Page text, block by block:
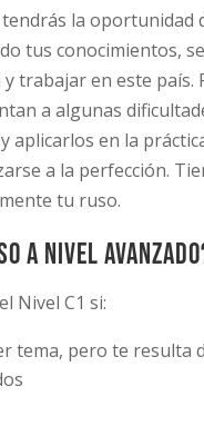
tendrás la
tus conocimientos,
trabajar en este país.
a algunas
aplicarlos en la
a la perfección.
tu ruso.
a nivel
Nivel C1 si:
tema, pero te